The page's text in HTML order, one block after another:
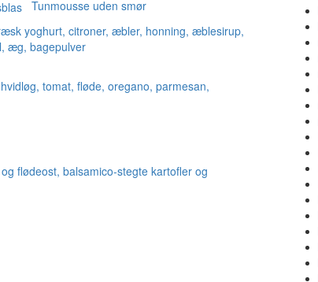
Tunmousse uden smør
flødeost, balsamico-stegte kartofler og